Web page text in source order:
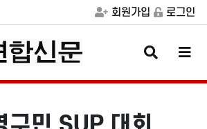
회원가입 로그인
검
색
버
메
버